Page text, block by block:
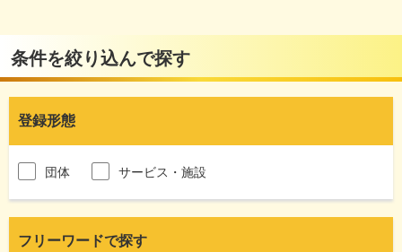
条件を絞り込んで探す
登録形態
団体 サービス・施設
フリーワードで探す